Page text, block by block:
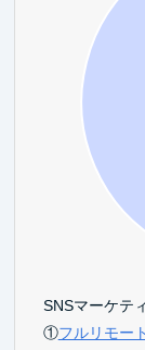
SNSマーケテ
①フルリモート